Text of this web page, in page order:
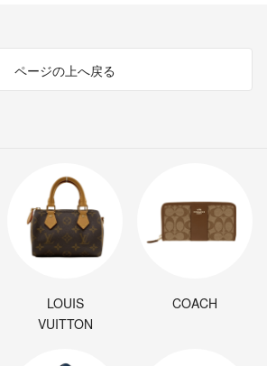
ページの上へ戻る
LOUIS
VUITTON
COACH